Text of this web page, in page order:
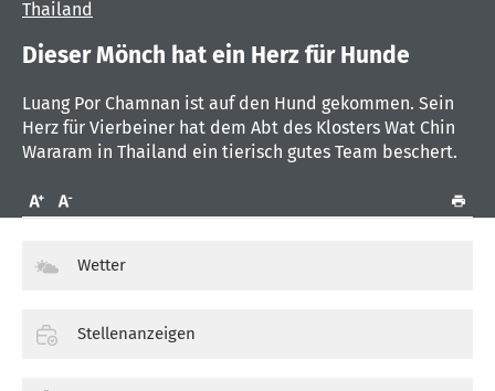
minutes,
seconds
Thailand
Dieser Mönch hat ein Herz für Hunde
Luang Por Chamnan ist auf den Hund gekommen. Sein
Herz für Vierbeiner hat dem Abt des Klosters Wat Chin
Wararam in Thailand ein tierisch gutes Team beschert.
Wetter
Stellenanzeigen